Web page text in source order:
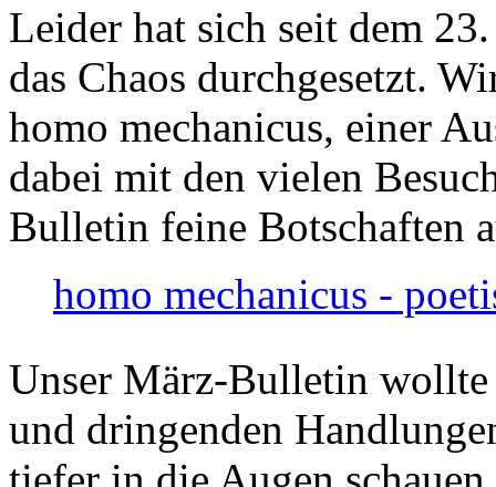
Leider hat sich seit dem
das Chaos durchgesetzt.
homo mechanicus, einer
dabei mit den vielen
Bulletin feine Botschaften
homo mechanicus -
Unser März-Bulletin
und dringenden